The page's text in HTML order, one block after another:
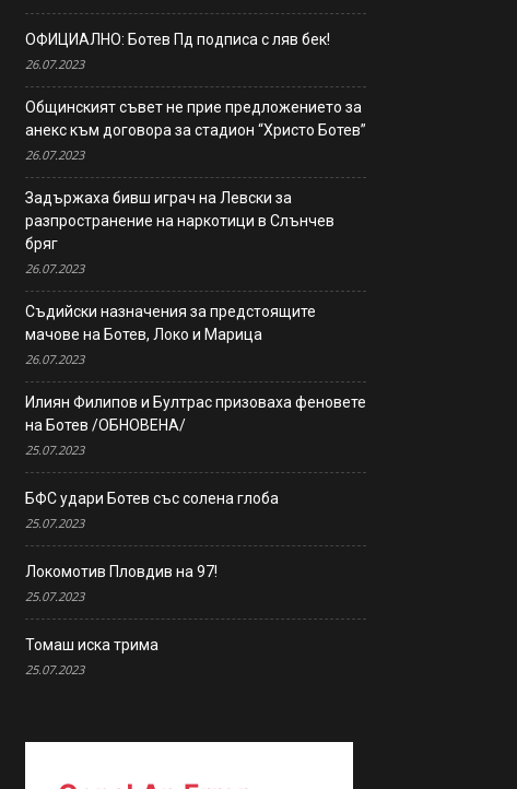
ОФИЦИАЛНО: Ботев Пд подписа с ляв бек!
26.07.2023
Общинският съвет не прие предложението за
анекс към договора за стадион “Христо Ботев”
26.07.2023
Задържаха бивш играч на Левски за
разпространение на наркотици в Слънчев
бряг
26.07.2023
Съдийски назначения за предстоящите
мачове на Ботев, Локо и Марица
26.07.2023
Илиян Филипов и Бултрас призоваха феновете
на Ботев /ОБНОВЕНА/
25.07.2023
БФС удари Ботев със солена глоба
25.07.2023
Локомотив Пловдив на 97!
25.07.2023
Томаш иска трима
25.07.2023